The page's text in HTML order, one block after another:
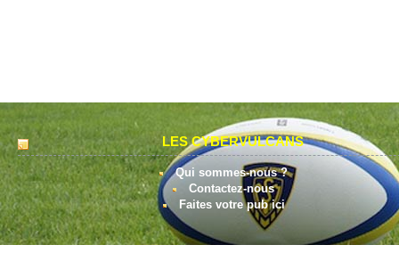
LES CYBERVULCANS
Qui sommes-nous ?
Contactez-nous
Faites votre pub ici